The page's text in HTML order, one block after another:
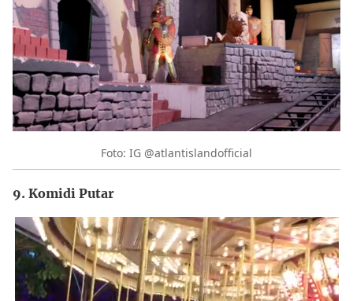
Foto: IG @atlantislandofficial
9. Komidi Putar